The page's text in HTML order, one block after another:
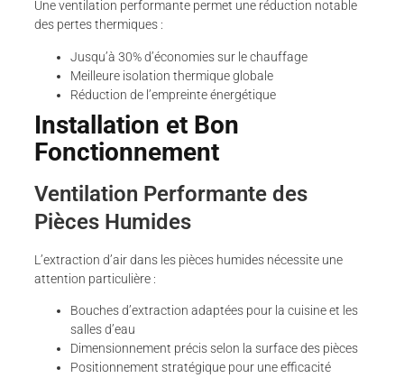
Une ventilation performante permet une réduction notable
des pertes thermiques :
Jusqu’à 30% d’économies sur le chauffage
Meilleure isolation thermique globale
Réduction de l’empreinte énergétique
Installation et Bon
Fonctionnement
Ventilation Performante des
Pièces Humides
L’extraction d’air dans les pièces humides nécessite une
attention particulière :
Bouches d’extraction adaptées pour la cuisine et les
salles d’eau
Dimensionnement précis selon la surface des pièces
Positionnement stratégique pour une efficacité